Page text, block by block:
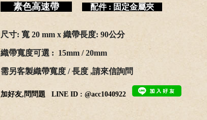
素色高速帶 配件 : 固定金屬夾
尺寸: 寬 20 mm x 織帶長度: 90公分
織帶寬度可選 : 15mm / 20mm
需另客製織帶寬度 / 長度 ,請來信詢問
加好友,問問題 LINE ID : @acc1040922